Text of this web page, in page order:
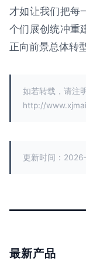
才如让我们把每
个们展创统冲重
正向前景总体转
如若转载，请注
http://
更新时间：
最新产品